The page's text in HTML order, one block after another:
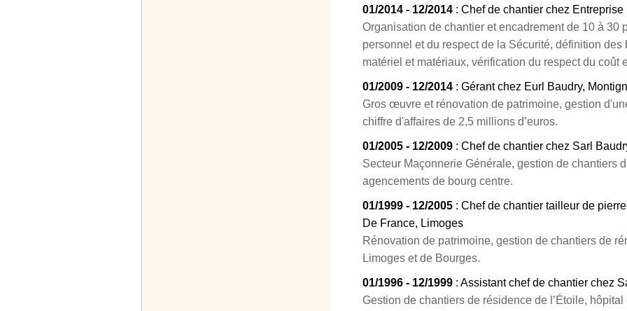
01/2014 - 12/2014 : Chef de chantier chez
Organisation de chantier et encadrement de 10 à 30
personnel et du respect de la Sécurité, définition
matériel et matériaux, vérification du respect du coût
01/2009 - 12/2014 : Gérant chez Eurl Baudry,
Gros œuvre et rénovation de patrimoine, gestion
chiffre d'affaires de 2,5 millions d’euros.
01/2005 - 12/2009 : Chef de chantier chez Sarl
Secteur Maçonnerie Générale, gestion de chantiers
agencements de bourg centre.
01/1999 - 12/2005 : Chef de chantier tailleur de
De France, Limoges
Rénovation de patrimoine, gestion de chantiers de
Limoges et de Bourges.
01/1996 - 12/1999 : Assistant chef de chantier chez
Gestion de chantiers de résidence de l’Étoile,